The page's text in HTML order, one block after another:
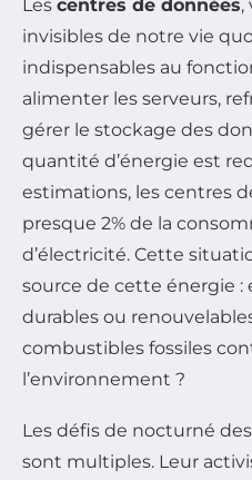
Les centres de données,
invisibles de notre vie
indispensables au
alimenter les serveurs,
gérer le stockage des
quantité d’énergie est
estimations, les centres
presque 2% de la
d’électricité. Cette
source de cette énergie :
durables ou
combustibles fossiles
l’environnement ?
Les défis de nocturné des
sont multiples. Leur